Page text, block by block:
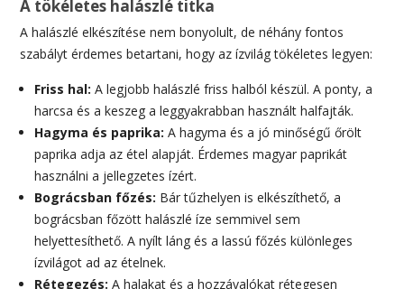
A tökéletes halászlé titka
A halászlé elkészítése nem bonyolult, de néhány fontos
szabályt érdemes betartani, hogy az ízvilág tökéletes legyen:
Friss hal: A legjobb halászlé friss halból készül. A ponty, a
harcsa és a keszeg a leggyakrabban használt halfajták.
Hagyma és paprika: A hagyma és a jó minőségű őrölt
paprika adja az étel alapját. Érdemes magyar paprikát
használni a jellegzetes ízért.
Bográcsban főzés: Bár tűzhelyen is elkészíthető, a
bográcsban főzött halászlé íze semmivel sem
helyettesíthető. A nyílt láng és a lassú főzés különleges
ízvilágot ad az ételnek.
Rétegezés: A halakat és a hozzávalókat rétegesen